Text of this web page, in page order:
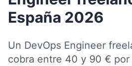
España 2026
Un DevOps Engineer
cobra entre 40 y 90 € por